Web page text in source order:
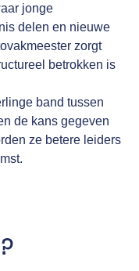
jonge
delen en nieuwe
zorgt
betrokken is
band tussen
de kans gegeven
ze betere leiders